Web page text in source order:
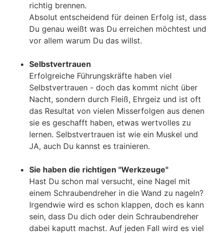
richtig brennen.
Absolut entscheidend für deinen Erfolg ist, dass
Du genau weißt was Du erreichen möchtest und
vor allem warum Du das willst.
Selbstvertrauen
Erfolgreiche Führungskräfte haben viel
Selbstvertrauen - doch das kommt nicht über
Nacht, sondern durch Fleiß, Ehrgeiz und ist oft
das Resultat von vielen Misserfolgen aus denen
sie es geschafft haben, etwas wertvolles zu
lernen. Selbstvertrauen ist wie ein Muskel und
JA, auch Du kannst es trainieren.
Sie haben die richtigen "Werkzeuge"
Hast Du schon mal versucht, eine Nagel mit
einem Schraubendreher in die Wand zu nageln?
Irgendwie wird es schon klappen, doch es kann
sein, dass Du dich oder dein Schraubendreher
dabei kaputt machst. Auf jeden Fall wird es viel